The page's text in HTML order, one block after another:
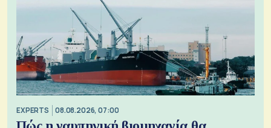
EXPERTS 08.08.2026, 07:00